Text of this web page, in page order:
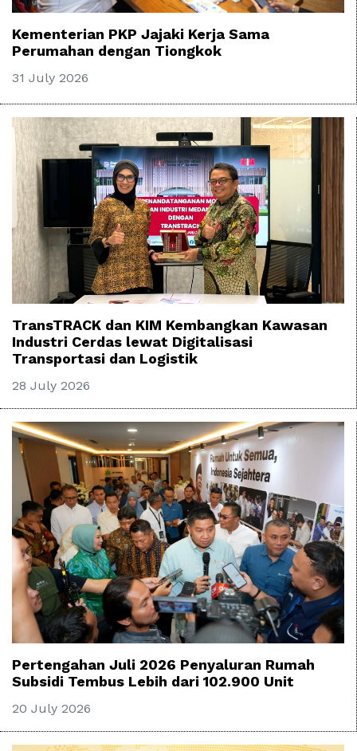
Kementerian PKP Jajaki Kerja Sama
Perumahan dengan Tiongkok
31 July 2026
TransTRACK dan KIM Kembangkan Kawasan
Industri Cerdas lewat Digitalisasi
Transportasi dan Logistik
28 July 2026
Pertengahan Juli 2026 Penyaluran Rumah
Subsidi Tembus Lebih dari 102.900 Unit
20 July 2026